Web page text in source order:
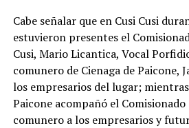
Cabe señalar que en Cusi Cusi
estuvieron presentes el
Cusi, Mario Licantica, Vocal
comunero de Cienaga de Paicone,
los empresarios del lugar;
Paicone acompañó el Comisionado
comunero a los empresarios y